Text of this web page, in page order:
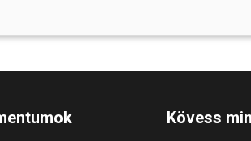
Kövess